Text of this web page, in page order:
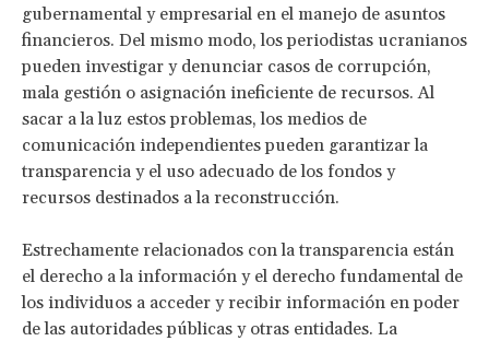
gubernamental y empresarial en el manejo de asuntos
financieros. Del mismo modo, los periodistas ucranianos
pueden investigar y denunciar casos de corrupción,
mala gestión o asignación ineficiente de recursos. Al
sacar a la luz estos problemas, los medios de
comunicación independientes pueden garantizar la
transparencia y el uso adecuado de los fondos y
recursos destinados a la reconstrucción.
Estrechamente relacionados con la transparencia están
el derecho a la información y el derecho fundamental de
los individuos a acceder y recibir información en poder
de las autoridades públicas y otras entidades. La